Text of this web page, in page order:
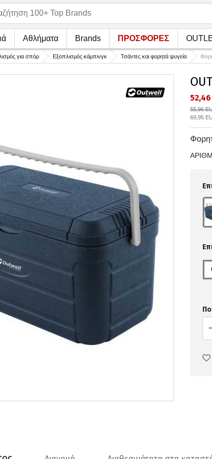
Αθλήματα Brands ΠΡΟΣΦΟΡΕΣ
για σπόρ Εξοπλισμός κάμπινγκ Τσάντες και φορητά ψυγεία
52,46
55,96
69,95